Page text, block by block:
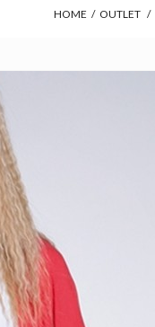
HOME / OUTLET /